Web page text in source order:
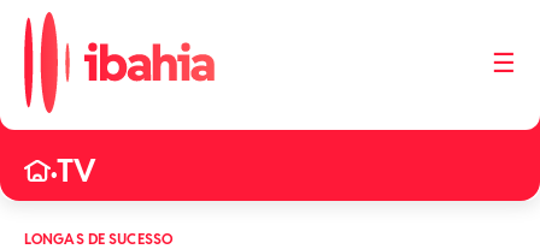
☰
•TV
LONGAS DE SUCESSO